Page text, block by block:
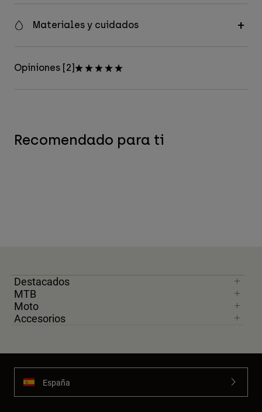
Materiales y cuidados
Opiniones [2]
Recomendado para ti
Destacados
MTB
Moto
Accesorios
España